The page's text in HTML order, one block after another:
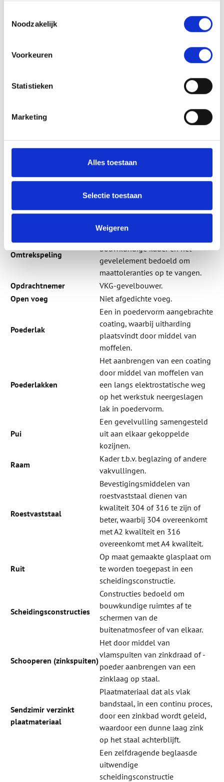
Noodzakelijk
Voorkeuren
Statistieken
Marketing
Alles toestaan
Selectie toestaan
Weigeren
Kozijn
Raamwerk dat bestemd is om in
een bouwkundig kader te
worden bevestigd, eventueel met
Moffelen
Het geforceerd uitharden van
een coating onder invloed van
Naad
Aansluiting tussen (bouw-)delen,
die kennelijk niet bedoeld is om
die delen ten opzichte van elkaar
(door bediening of anderszins) te
laten bewegen.
Een nat aangebrachte coating.
gemaakt worden van moffelen,
maar dit is niet per definitie
noodzakelijk.
Omtrekspeling
bouwkundige kader en het
gevelelement bedoeld om
maattoleranties op te vangen.
Opdrachtnemer
VKG-gevelbouwer.
Open voeg
Niet afgedichte voeg.
Poederlak
Een in poedervorm aangebrachte
coating, waarbij uitharding
plaatsvindt door middel van
moffelen.
Poederlakken
Het aanbrengen van een coating
door middel van moffelen van
een langs elektrostatische weg
op het werkstuk neergeslagen
lak in poedervorm.
Pui
Een gevelvulling samengesteld
uit aan elkaar gekoppelde
kozijnen.
Raam
Kader t.b.v. beglazing of andere
vakvullingen.
Roestvaststaal
Bevestigingsmiddelen van
roestvaststaal dienen van
kwaliteit 304 of 316 te zijn of
beter, waarbij 304 overeenkomt
met A2 kwaliteit en 316
overeenkomt met A4 kwaliteit.
Ruit
Op maat gemaakte glasplaat om
te worden toegepast in een
scheidingsconstructie.
Scheidingsconstructies
Constructies bedoeld om
bouwkundige ruimtes af te
schermen van de
buitenatmosfeer of van elkaar.
Schooperen (zinkspuiten)
Het door middel van
vlamspuiten van zinkdraad of -
poeder aanbrengen van een
zinklaag op staal.
Sendzimir verzinkt
plaatmateriaal
Plaatmateriaal dat als vlak
bandstaal, in een continu proces,
door een zinkbad wordt geleid,
waardoor een dunne laag zink
op het staal achterblijft.
Een zelfdragende beglaasde
uitwendige
scheidingsconstructie